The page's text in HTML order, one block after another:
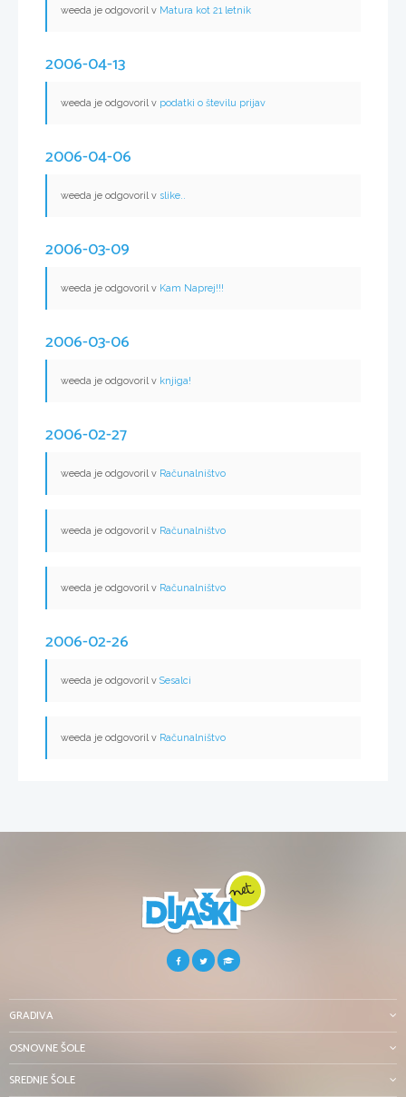
weeda je odgovoril v Matura kot 21 letnik
2006-04-13
weeda je odgovoril v podatki o številu prijav
2006-04-06
weeda je odgovoril v slike..
2006-03-09
weeda je odgovoril v Kam Naprej!!!
2006-03-06
weeda je odgovoril v knjiga!
2006-02-27
weeda je odgovoril v Računalništvo
weeda je odgovoril v Računalništvo
weeda je odgovoril v Računalništvo
2006-02-26
weeda je odgovoril v Sesalci
weeda je odgovoril v Računalništvo
GRADIVA
OSNOVNE ŠOLE
SREDNJE ŠOLE